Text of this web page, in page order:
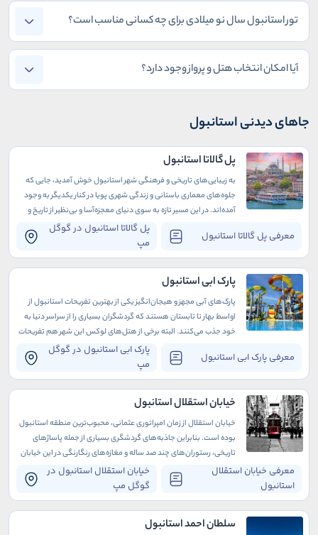
تور استانبول سال نو میلادی برای چه کسانی مناسب است؟
آیا امکان انتخاب هتل و پرواز وجود دارد؟
جاهای دیدنی استانبول
پل گالاتا استانبول
معرفی پل گالاتا استانبول
پل گالاتا استانبول در گوگل
مپ
به زیبایی‌های تاریخی و فرهنگی شهر استانبول خوش آمدید، جایی که
جلوه‌های معماری باستانی و زندگی شهری پویا در کنار یکدیگر به وجود
آمده‌اند. در این مسیر تازه‌ به سوی دنیای معجزه‌آسا و بی‌نظیر از تاریخ و
فرهنگ، به دیدار یک اثر جذاب در دسترس خوش آمدید: پل گالاتا.
پارک ابی استانبول
معرفی پارک ابی استانبول
پارک ابی استانبول در گوگل
مپ
پارک‌های آبی مجهز و هیجان‌انگیز یکی از بهترین تفریحات استانبول از
اواسط بهار تا تابستان هستند که گردشگران بسیاری را از سراسر دنیا به
خود جذب می‌کنند. البته برخی از هتل‌های لوکس این شهر هم تفریحات
آبی متعددی دارند که دوران اقامت شما را به مراتب لذت‌بخش‌تر
می‌سازند.
خیابان استقلال استانبول
معرفی خیابان استقلال
استانبول
خیابان استقلال استانبول در
گوگل مپ
خیابان استقلال از زمان امپراتوری عثمانی، محبوب‌ترین منطقه استانبول
بوده است. بنابراین جاذبه‌های گردشگری بسیاری از جمله پاساژهای
تاریخی، رستوران‌های چند صد ساله و مغازه‌های رنگارنگی در این خیابان
وجود دارد.
سلطان احمد استانبول